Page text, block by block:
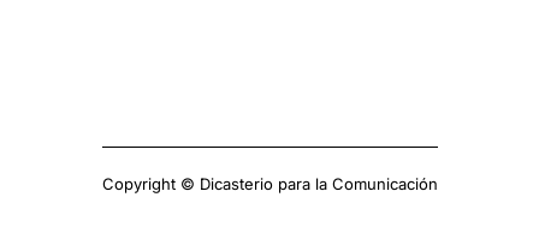
Copyright © Dicasterio para la Comunicación